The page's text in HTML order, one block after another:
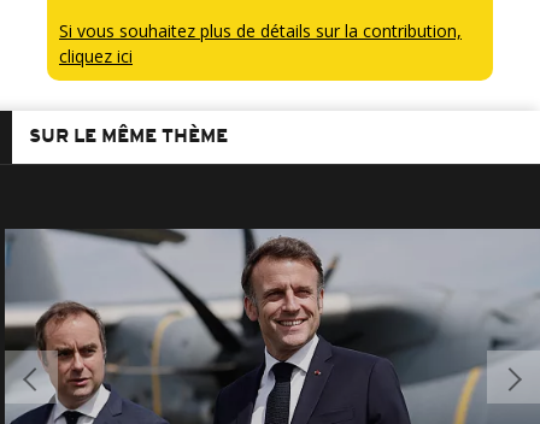
Si vous souhaitez plus de détails sur la contribution,
cliquez ici
SUR LE MÊME THÈME